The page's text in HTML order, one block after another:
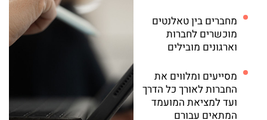
מחברים בין טאלנטים
מוכשרים לחברות
וארגונים מובילים
מסייעים ומלווים את
החברות לאורך כל הדרך
ועד למציאת המועמד
המתאים עבורם